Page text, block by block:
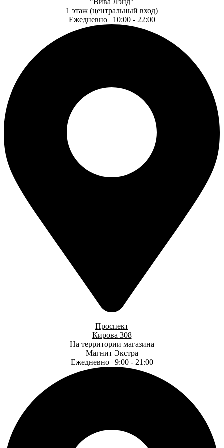
"Вива Лэнд"
1 этаж (центральный вход)
Ежедневно | 10:00 - 22:00
Проспект
Кирова 308
На территории магазина
Магнит Экстра
Ежедневно | 9:00 - 21:00